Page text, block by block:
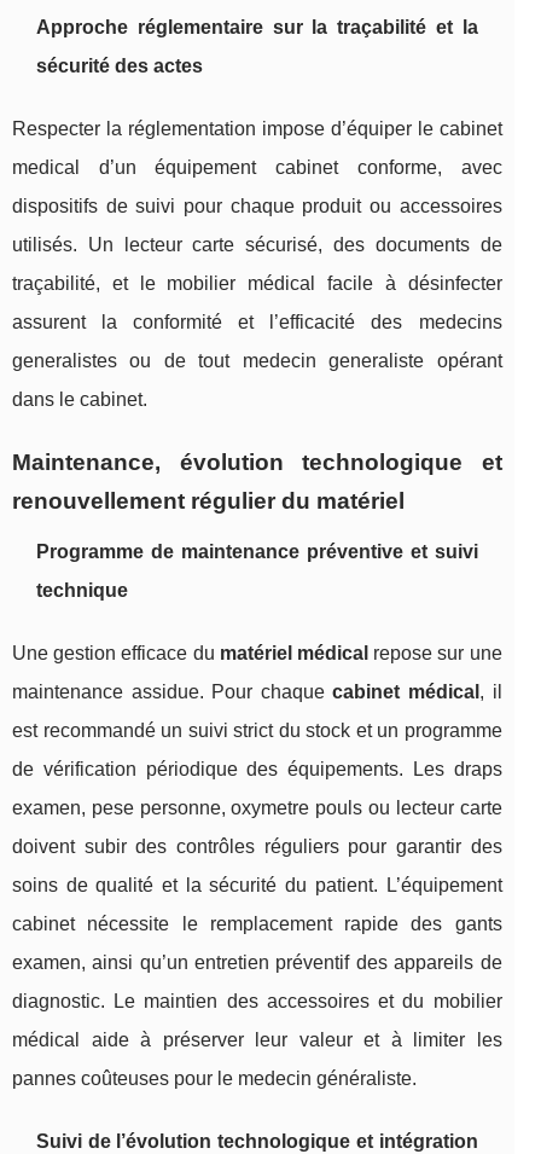
Approche réglementaire sur la traçabilité et la
sécurité des actes
Respecter la réglementation impose d’équiper le cabinet
medical d’un équipement cabinet conforme, avec
dispositifs de suivi pour chaque produit ou accessoires
utilisés. Un lecteur carte sécurisé, des documents de
traçabilité, et le mobilier médical facile à désinfecter
assurent la conformité et l’efficacité des medecins
generalistes ou de tout medecin generaliste opérant
dans le cabinet.
Maintenance, évolution technologique et
renouvellement régulier du matériel
Programme de maintenance préventive et suivi
technique
Une gestion efficace du matériel médical repose sur une
maintenance assidue. Pour chaquecabinet médical , il
est recommandé un suivi strict du stock et un programme
de vérification périodique des équipements. Les draps
examen, pese personne, oxymetre pouls ou lecteur carte
doivent subir des contrôles réguliers pour garantir des
soins de qualité et la sécurité du patient. L’équipement
cabinet nécessite le remplacement rapide des gants
examen, ainsi qu’un entretien préventif des appareils de
diagnostic. Le maintien des accessoires et du mobilier
médical aide à préserver leur valeur et à limiter les
pannes coûteuses pour le medecin généraliste.
Suivi de l’évolution technologique et intégration